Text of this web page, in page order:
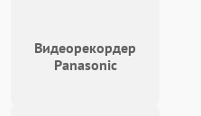
Видеорекордер
Panasonic